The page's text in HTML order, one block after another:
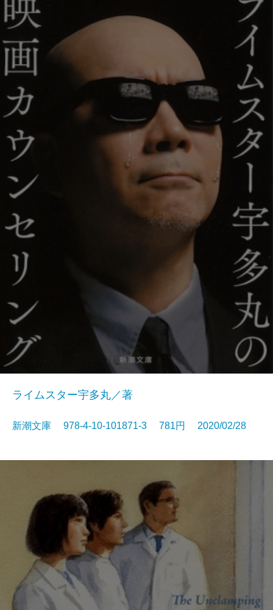
ライムスター宇多丸／著
新潮文庫 978-4-10-101871-3 781円 2020/02/28